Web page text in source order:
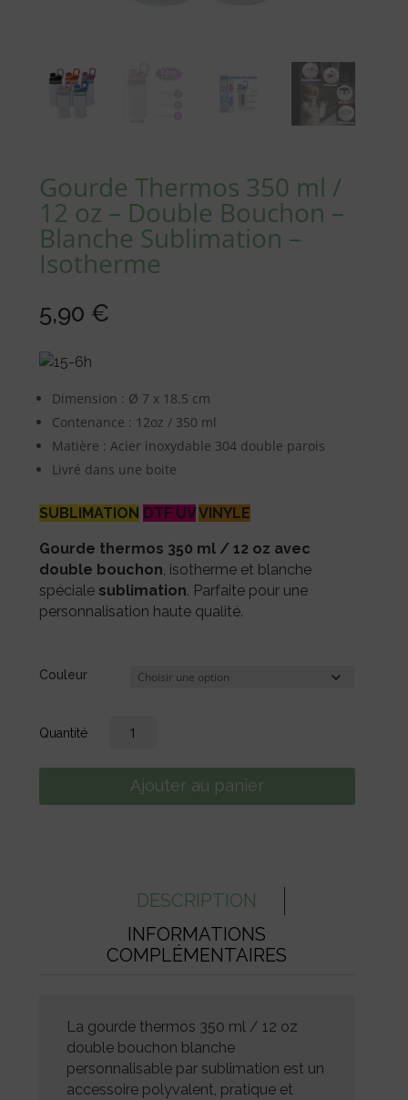
Gourde Thermos 350 ml /
12 oz – Double Bouchon –
Blanche Sublimation –
Isotherme
5,90 €
Dimension : Ø 7 x 18.5 cm
Contenance : 12oz / 350 ml
Matière : Acier inoxydable 304 double parois
Livré dans une boite
SUBLIMATION DTF UVVINYLE
Gourde thermos 350 ml / 12 oz avec
double bouchon , isotherme et blanche
spéciale sublimation. Parfaite pour une
personnalisation haute qualité.
Couleur
Gourde
Thermos
350
Double
Bouchon
Sublimation
Isotherme
Ajouter au panier
DESCRIPTION
INFORMATIONS
COMPLÉMENTAIRES
La gourde thermos 350 ml / 12 oz
double bouchon blanche
personnalisable par sublimation est un
accessoire polyvalent, pratique et